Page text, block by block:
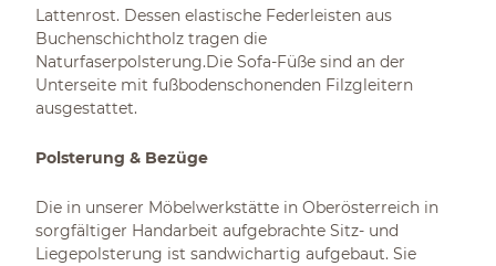
Lattenrost. Dessen elastische Federleisten aus
Buchenschichtholz tragen die
Naturfaserpolsterung.Die Sofa-Füße sind an der
Unterseite mit fußbodenschonenden Filzgleitern
ausgestattet.
Polsterung & Bezüge
Die in unserer Möbelwerkstätte in Oberösterreich in
sorgfältiger Handarbeit aufgebrachte Sitz- und
Liegepolsterung ist sandwichartig aufgebaut. Sie